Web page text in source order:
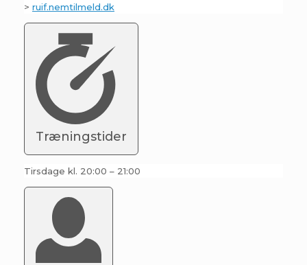
> ruif.nemtilmeld.dk
Træningstider
Tirsdage kl. 20:00 – 21:00